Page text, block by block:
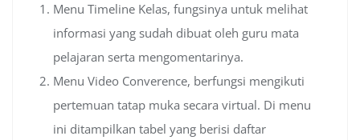
Menu Timeline Kelas, fungsinya untuk melihat
informasi yang sudah dibuat oleh guru mata
pelajaran serta mengomentarinya.
Menu Video Converence, berfungsi mengikuti
pertemuan tatap muka secara virtual. Di menu
ini ditampilkan tabel yang berisi daftar